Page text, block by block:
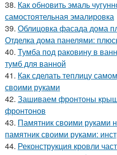
38. Как обновить эмаль
самостоятельная эмалировка
39. Облицовка фасада дома
Отделка дома панелями:
40. Тумба под раковину в
тумб для ванной
41. Как сделать теплицу
своими руками
42. Зашиваем фронтоны
фронтонов
43. Памятник своими руками
памятник своими руками:
44. Реконструкция кровли